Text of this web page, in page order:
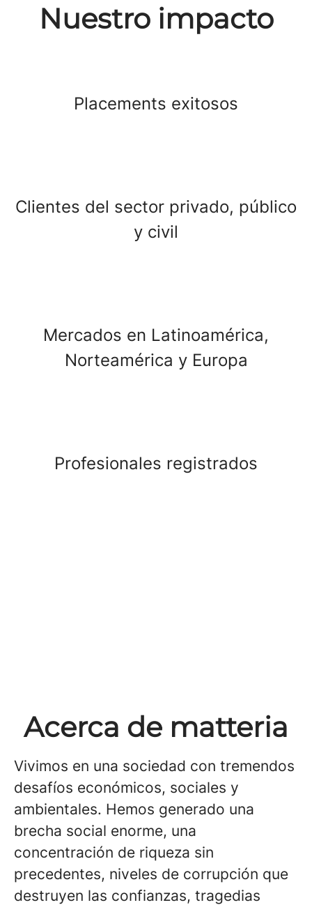
Nuestro impacto
Placements exitosos
Clientes del sector privado, público
y civil
Mercados en Latinoamérica,
Norteamérica y Europa
Profesionales registrados
Acerca de matteria
Vivimos en una sociedad con tremendos
desafíos económicos, sociales y
ambientales. Hemos generado una
brecha social enorme, una
concentración de riqueza sin
precedentes, niveles de corrupción que
destruyen las confianzas, tragedias